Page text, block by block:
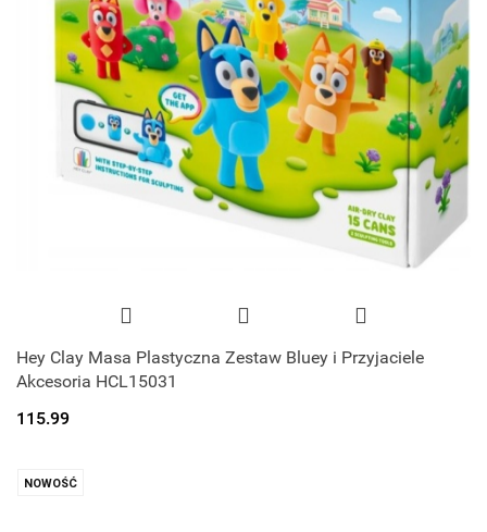
Hey Clay Masa Plastyczna Zestaw Bluey i Przyjaciele
Akcesoria HCL15031
115.99
NOWOŚĆ